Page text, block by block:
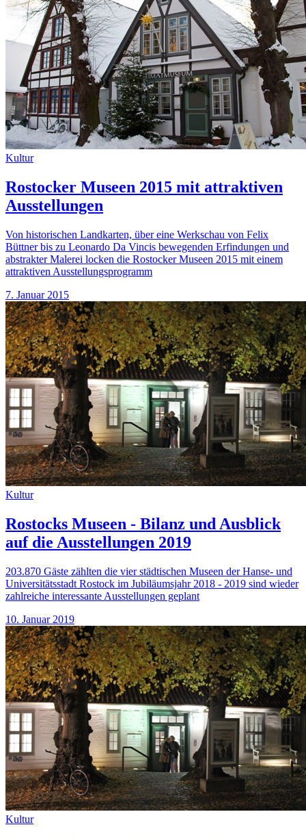
Kultur
Rostocker Museen 2015 mit attraktiven
Ausstellungen
Von historischen Landkarten, über eine Werkschau von Felix
Büttner bis zu Leonardo Da Vincis bewegenden Erfindungen und
abstrakter Malerei locken die Rostocker Museen 2015 mit einem
attraktiven Ausstellungsprogramm
7. Januar 2015
Kultur
Rostocks Museen - Bilanz und Ausblick
auf die Ausstellungen 2019
203.870 Gäste zählten die vier städtischen Museen der Hanse- und
Universitätsstadt Rostock im Jubiläumsjahr 2018 - 2019 sind wieder
zahlreiche interessante Ausstellungen geplant
10. Januar 2019
Kultur